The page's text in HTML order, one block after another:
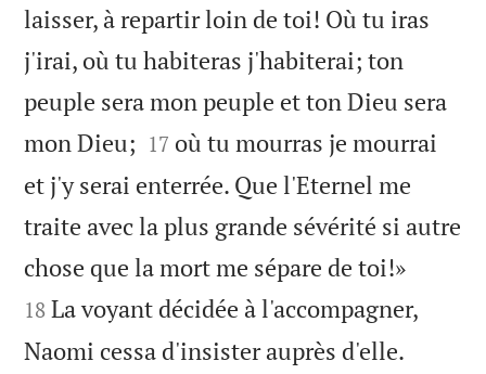
laisser, à repartir loin de toi! Où tu iras
j'irai, où tu habiteras j'habiterai; ton
peuple sera mon peuple et ton Dieu sera
mon Dieu; 

17 où tu mourras je mourrai
et j'y serai enterrée. Que l'Eternel me
traite avec la plus grande sévérité si autre
chose que la mort me sépare de toi!»
18 La voyant décidée à l'accompagner,
Naomi cessa d'insister auprès d'elle.